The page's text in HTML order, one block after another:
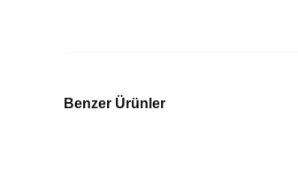
Benzer Ürünler